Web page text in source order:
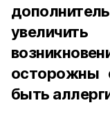
осторожны
быть